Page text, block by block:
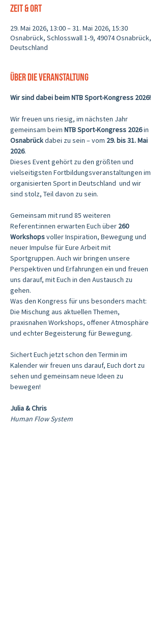
Zeit & Ort
29. Mai 2026, 13:00 – 31. Mai 2026, 15:30
Osnabrück, Schlosswall 1-9, 49074 Osnabrück,
Deutschland
Über die Veranstaltung
Wir sind dabei beim NTB Sport-Kongress 2026!
Wir freuen uns riesig, im nächsten Jahr
gemeinsam beim NTB Sport-Kongress 2026 in
Osnabrück dabei zu sein – vom 29. bis 31. Mai
2026.
Dieses Event gehört zu den größten und
vielseitigsten Fortbildungsveranstaltungen im
organisierten Sport in Deutschland  und wir
sind stolz, Teil davon zu sein.
Gemeinsam mit rund 85 weiteren
Referent:innen erwarten Euch über 260
Workshops voller Inspiration, Bewegung und
neuer Impulse für Eure Arbeit mit
Sportgruppen. Auch wir bringen unsere
Perspektiven und Erfahrungen ein und freuen
uns darauf, mit Euch in den Austausch zu
gehen.
Was den Kongress für uns besonders macht:
Die Mischung aus aktuellen Themen,
praxisnahen Workshops, offener Atmosphäre
und echter Begeisterung für Bewegung.
Sichert Euch jetzt schon den Termin im
Kalender wir freuen uns darauf, Euch dort zu
sehen und gemeinsam neue Ideen zu
bewegen!
Julia & Chris
Human Flow System